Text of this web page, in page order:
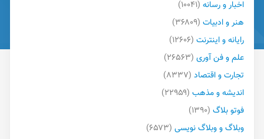
گزارش تخلف
تماس با ما
اخبار و رسانه (۱۰۰۴۱)
هنر و ادبیات (۳۶۸۰۹)
رایانه و اینترنت (۱۲۶۰۶)
علم و فن آوری (۲۶۵۶۳)
تجارت و اقتصاد (۸۳۳۷)
اندیشه و مذهب (۲۲۹۵۹)
فوتو بلاگ (۱۳۹۰)
وبلاگ و وبلاگ نویسی (۶۵۷۳)